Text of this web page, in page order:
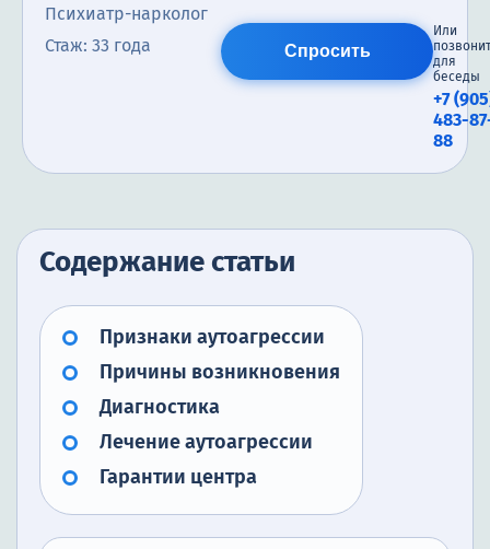
Психиатр-нарколог
Стаж: 33 года
Спросить
Или
для
беседы
+7
483-
88
Содержание статьи
Признаки аутоагрессии
Причины возникновения
Диагностика
Лечение аутоагрессии
Гарантии центра